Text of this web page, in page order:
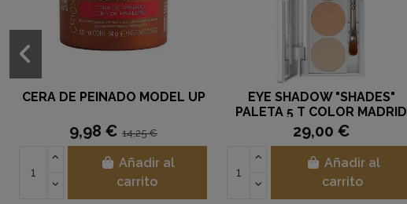
CERA DE PEINADO MODEL UP
9,98 € 14,25 €
Añadir al
carrito
EYE SHADOW "SHADES"
PALETA 5 T COLOR MADRID
KRYOLAN
29,00 €
Añadir al
carrito